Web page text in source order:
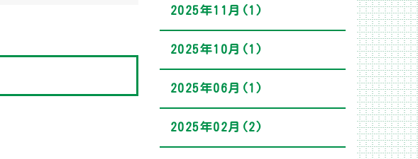
2025年11月(1)
2025年10月(1)
2025年06月(1)
2025年02月(2)